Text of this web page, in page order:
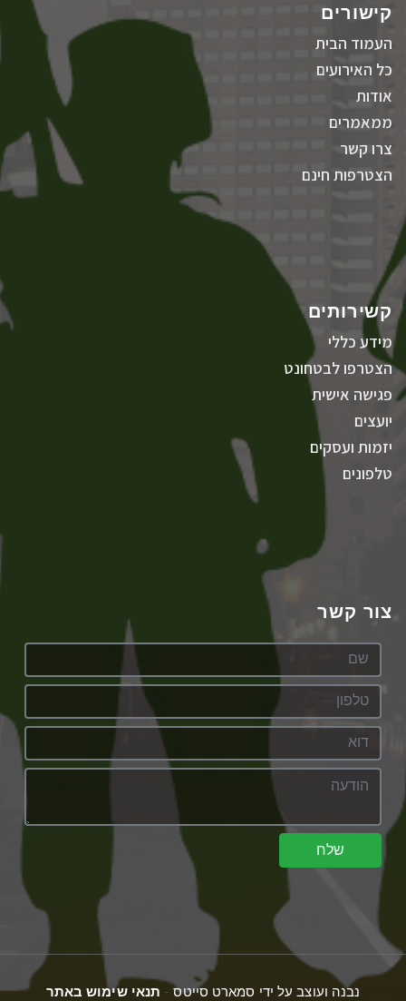
קישורים
העמוד הבית
כל האירועים
אודות
ממאמרים
צרו קשר
הצטרפות חינם
קשירותים
מידע כללי
הצטרפו לבטחונט
פגישה אישית
יועצים
יזמות ועסקים
טלפונים
צור קשר
שלח
נבנה ועוצב על ידי סמארט סייטס - תנאי שימוש באתר